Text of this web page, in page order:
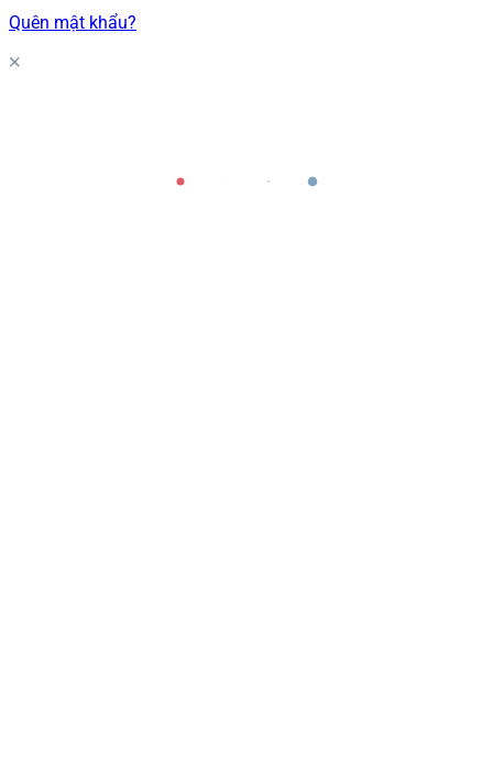
Quên mật khẩu?